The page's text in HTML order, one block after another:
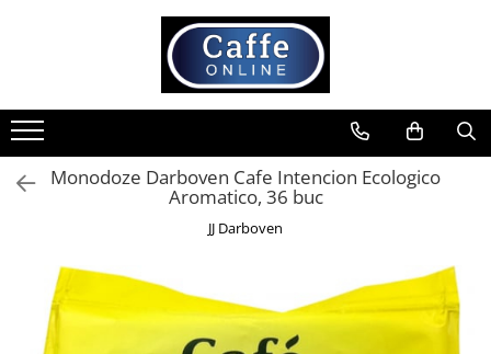
Cafea
Cafea Boabe
Capsule Cafea
Espressoare
Aparate Automate
Monodoze Darboven Cafe Intencion Ecologico
Aromatico, 36 buc
JJ Darboven